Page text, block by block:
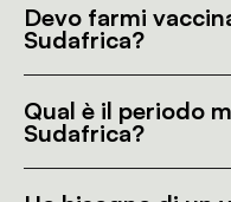
Devo farmi
Sudafrica?
Qual è il periodo
Sudafrica?